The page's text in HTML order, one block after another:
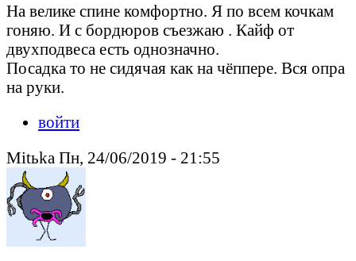
На велике спине комфортно. Я по всем кочкам
гоняю. И с бордюров съезжаю . Кайф от
двухподвеса есть однозначно.
Посадка то не сидячая как на чёппере. Вся опра
на руки.
войти
Mitьka Пн, 24/06/2019 - 21:55